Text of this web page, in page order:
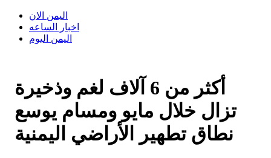
اليمن الان
اخبار الساعه
اليمن اليوم
أكثر من 6 آلاف لغم وذخيرة
تزال خلال مايو ومسام يوسع
نطاق تطهير الأراضي اليمنية